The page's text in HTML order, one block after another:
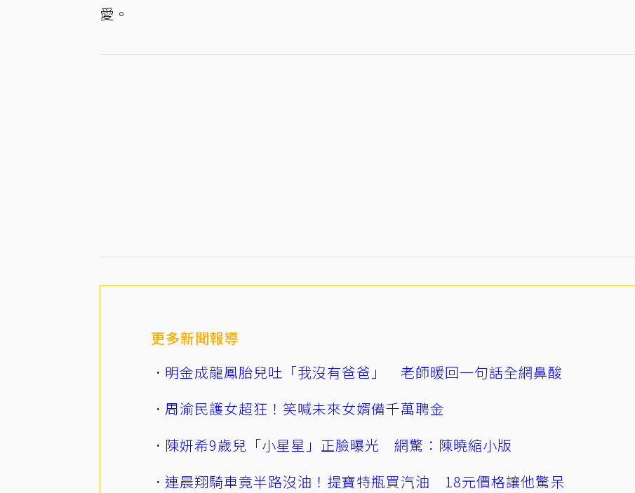
愛。
更多新聞報導
明金成龍鳳胎兒吐「我沒有爸爸」 老師暖回一句話全網鼻酸
周渝民護女超狂！笑喊未來女婿備千萬聘金
陳妍希9歲兒「小星星」正臉曝光 網驚：陳曉縮小版
連晨翔騎車竟半路沒油！提寶特瓶買汽油 18元價格讓他驚呆